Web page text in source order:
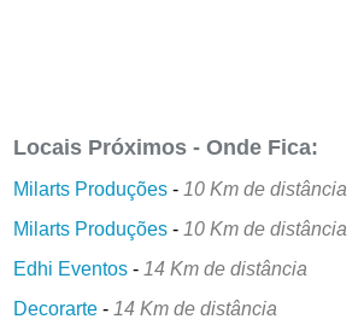
Locais Próximos - Onde Fica:
Milarts Produções - 10 Km de distância
Milarts Produções - 10 Km de distância
Edhi Eventos - 14 Km de distância
Decorarte - 14 Km de distância